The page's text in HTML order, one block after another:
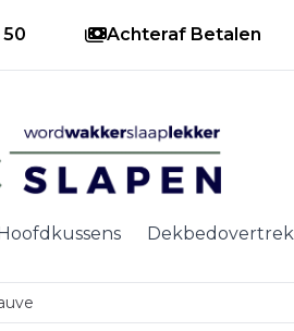
Achteraf Betalen
Dekbedovertrek